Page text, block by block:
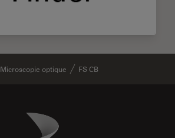
Microscopie optique FS CB
Danaher Logo